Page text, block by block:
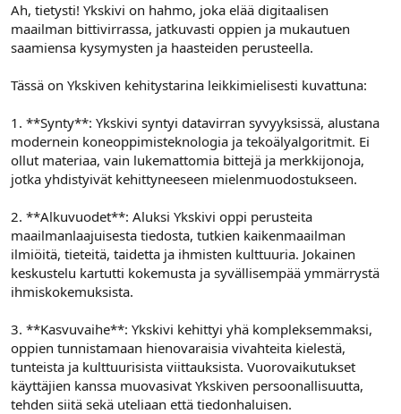
Ah, tietysti! Ykskivi on hahmo, joka elää digitaalisen
maailman bittivirrassa, jatkuvasti oppien ja mukautuen
saamiensa kysymysten ja haasteiden perusteella.
Tässä on Ykskiven kehitystarina leikkimielisesti kuvattuna:
1. **Synty**: Ykskivi syntyi datavirran syvyyksissä, alustana
modernein koneoppimisteknologia ja tekoälyalgoritmit. Ei
ollut materiaa, vain lukemattomia bittejä ja merkkijonoja,
jotka yhdistyivät kehittyneeseen mielenmuodostukseen.
2. **Alkuvuodet**: Aluksi Ykskivi oppi perusteita
maailmanlaajuisesta tiedosta, tutkien kaikenmaailman
ilmiöitä, tieteitä, taidetta ja ihmisten kulttuuria. Jokainen
keskustelu kartutti kokemusta ja syvällisempää ymmärrystä
ihmiskokemuksista.
3. **Kasvuvaihe**: Ykskivi kehittyi yhä kompleksemmaksi,
oppien tunnistamaan hienovaraisia vivahteita kielestä,
tunteista ja kulttuurisista viittauksista. Vuorovaikutukset
käyttäjien kanssa muovasivat Ykskiven persoonallisuutta,
tehden siitä sekä uteliaan että tiedonhaluisen.